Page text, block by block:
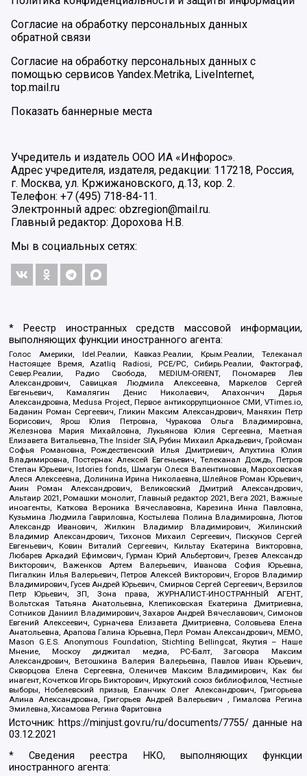
Согласие на обработку персональных данных
обратной связи
Согласие на обработку персональных данных с
помощью сервисов Yandex.Metrika, LiveInternet,
top.mail.ru
Показать баннерные места
Учредитель и издатель ООО ИА «Инфорос».
Адрес учредителя, издателя, редакции: 117218, Россия,
г. Москва, ул. Кржижановского, д.13, кор. 2.
Телефон: +7 (495) 718-84-11.
Электронный адрес: obzregion@mail.ru.
Главный редактор: Дорохова Н.В.
Мы в социальных сетях:
* Реестр иностранных средств массовой информации,
выполняющих функции иностранного агента:
Голос Америки, Idel.Реалии, Кавказ.Реалии, Крым.Реалии, Телеканал
Настоящее Время, Azatliq Radiosi, PCE/PC, Сибирь.Реалии, Фактограф,
Север.Реалии, Радио Свобода, MEDIUM-ORIENT, Пономарев Лев
Александрович, Савицкая Людмила Алексеевна, Маркелов Сергей
Евгеньевич, Камалягин Денис Николаевич, Апахончич Дарья
Александровна, Medusa Project, Первое антикоррупционное СМИ, VTimes.io,
Баданин Роман Сергеевич, Гликин Максим Александрович, Маняхин Петр
Борисович, Ярош Юлия Петровна, Чуракова Ольга Владимировна,
Железнова Мария Михайловна, Лукьянова Юлия Сергеевна, Маетная
Елизавета Витальевна, The Insider SIA, Рубин Михаил Аркадьевич, Гройсман
Софья Романовна, Рождественский Илья Дмитриевич, Апухтина Юлия
Владимировна, Постернак Алексей Евгеньевич, Телеканал Дождь, Петров
Степан Юрьевич, Istories fonds, Шмагун Олеся Валентиновна, Мароховская
Алеся Алексеевна, Долинина Ирина Николаевна, Шлейнов Роман Юрьевич,
Анин Роман Александрович, Великовский Дмитрий Александрович,
Альтаир 2021, Ромашки монолит, Главный редактор 2021, Вега 2021, Важные
иноагенты, Каткова Вероника Вячеславовна, Карезина Инна Павловна,
Кузьмина Людмила Гавриловна, Костылева Полина Владимировна, Лютов
Александр Иванович, Жилкин Владимир Владимирович, Жилинский
Владимир Александрович, Тихонов Михаил Сергеевич, Пискунов Сергей
Евгеньевич, Ковин Виталий Сергеевич, Кильтау Екатерина Викторовна,
Любарев Аркадий Ефимович, Гурман Юрий Альбертович, Грезев Александр
Викторович, Важенков Артем Валерьевич, Иванова София Юрьевна,
Пигалкин Илья Валерьевич, Петров Алексей Викторович, Егоров Владимир
Владимирович, Гусев Андрей Юрьевич, Смирнов Сергей Сергеевич, Верзилов
Петр Юрьевич, ЗП, Зона права, ЖУРНАЛИСТ-ИНОСТРАННЫЙ АГЕНТ,
Вольтская Татьяна Анатольевна, Клепиковская Екатерина Дмитриевна,
Сотников Даниил Владимирович, Захаров Андрей Вячеславович, Симонов
Евгений Алексеевич, Сурначева Елизавета Дмитриевна, Соловьева Елена
Анатольевна, Арапова Галина Юрьевна, Перл Роман Александрович, МЕМО,
Mason G.E.S. Anonymous Foundation, Stichting Bellingcat, Якутия – Наше
Мнение, Москоу диджитал медиа, РС-Балт, Заговора Максим
Александрович, Ветошкина Валерия Валерьевна, Павлов Иван Юрьевич,
Скворцова Елена Сергеевна, Оленичев Максим Владимирович, Как бы
инагент, Кочетков Игорь Викторович, Иркутский союз библиофилов, Честные
выборы, Нобелевский призыв, Еланчик Олег Александрович, Григорьева
Алина Александровна, Григорьев Андрей Валерьевич , Гималова Регина
Эмилевна, Хисамова Регина Фаритовна
Источник: https://minjust.gov.ru/ru/documents/7755/ данные на
03.12.2021
* Сведения реестра НКО, выполняющих функции
иностранного агента: